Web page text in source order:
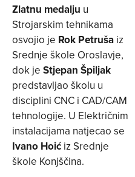
Zlatnu medalju u
Strojarskim tehnikama
osvojio je Rok Petruša iz
Srednje škole Oroslavje,
dok je Stjepan Špiljak
predstavljao školu u
disciplini CNC i CAD/CAM
tehnologije. U Električnim
instalacijama natjecao se
Ivano Hoić iz Srednje
škole Konjščina.